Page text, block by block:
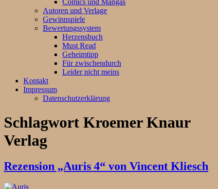
Comics und Mangas
Autoren und Verlage
Gewinnspiele
Bewertungssystem
Herzensbuch
Must Read
Geheimtipp
Für zwischendurch
Leider nicht meins
Kontakt
Impressum
Datenschutzerklärung
Schlagwort Kroemer Knaur
Verlag
Rezension „Auris 4“ von Vincent Kliesch